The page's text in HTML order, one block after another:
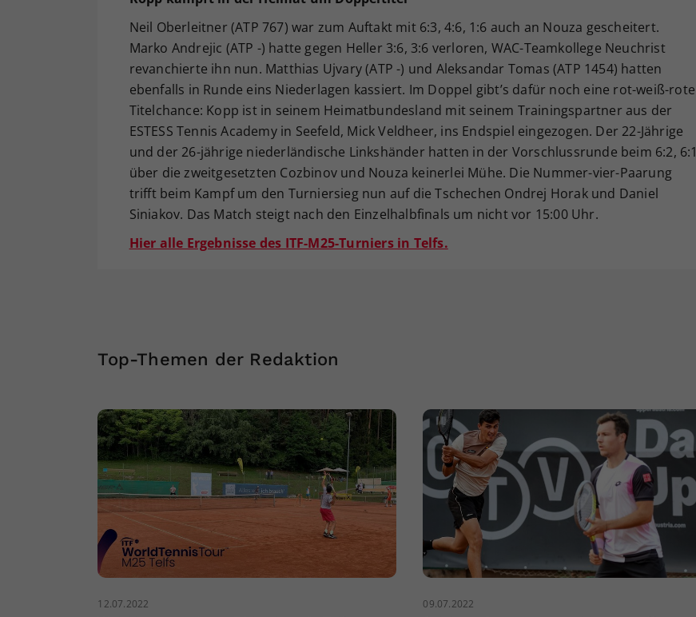
Neil Oberleitner (ATP 767) war zum Auftakt mit 6:3, 4:6, 1:6 auch an Nouza gescheitert.
Marko Andrejic (ATP -) hatte gegen Heller 3:6, 3:6 verloren, WAC-Teamkollege Neuchrist
revanchierte ihn nun. Matthias Ujvary (ATP -) und Aleksandar Tomas (ATP 1454) hatten
ebenfalls in Runde eins Niederlagen kassiert. Im Doppel gibt’s dafür noch eine rot-weiß-rote
Titelchance: Kopp ist in seinem Heimatbundesland mit seinem Trainingspartner aus der
ESTESS Tennis Academy in Seefeld, Mick Veldheer, ins Endspiel eingezogen. Der 22-Jährige
und der 26-jährige niederländische Linkshänder hatten in der Vorschlussrunde beim 6:2, 6:1
über die zweitgesetzten Cozbinov und Nouza keinerlei Mühe. Die Nummer-vier-Paarung
trifft beim Kampf um den Turniersieg nun auf die Tschechen Ondrej Horak und Daniel
Siniakov. Das Match steigt nach den Einzelhalbfinals um nicht vor 15:00 Uhr.
Hier alle Ergebnisse des ITF-M25-Turniers in Telfs.
Top-Themen der Redaktion
12.07.2022 09.07.2022